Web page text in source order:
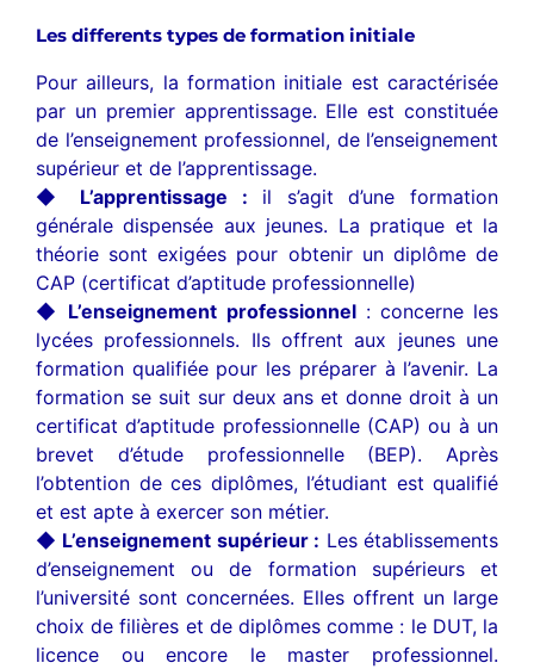
Les differents types de formation initiale
Pour ailleurs, la formation initiale est caractérisée
par un premier apprentissage. Elle est constituée
de l’enseignement professionnel, de l’enseignement
supérieur et de l’apprentissage.
◆ L’apprentissage :
il s’agit d’une formation
générale dispensée aux jeunes. La pratique et la
théorie sont exigées pour obtenir un diplôme de
CAP (certificat d’aptitude professionnelle)
◆ L’enseignement professionnel: concerne les
lycées professionnels. Ils offrent aux jeunes une
formation qualifiée pour les préparer à l’avenir. La
formation se suit sur deux ans et donne droit à un
certificat d’aptitude professionnelle (CAP) ou à un
brevet d’étude professionnelle (BEP). Après
l’obtention de ces diplômes, l’étudiant est qualifié
et est apte à exercer son métier.
◆ L’enseignement supérieur : Les établissements
d’enseignement ou de formation supérieurs et
l’université sont concernées. Elles offrent un large
choix de filières et de diplômes comme : le DUT, la
licence ou encore le master professionnel.